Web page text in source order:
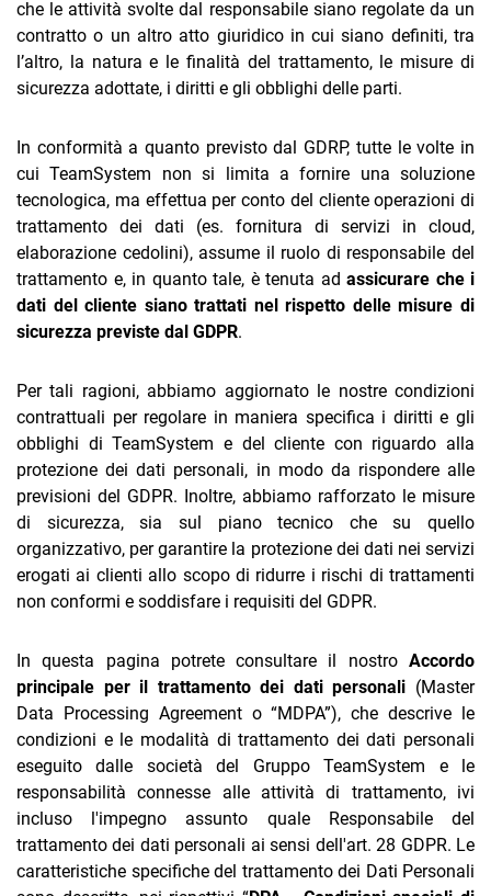
Email Marketing
Fatturazione
HR
Trust Services
TeamSystem Corporate
TeamSystem Store
che le attività svolte dal responsabile siano regolate da un
contratto o un altro atto giuridico in cui siano definiti, tra
l’altro, la natura e le finalità del trattamento, le misure di
sicurezza adottate, i diritti e gli obblighi delle parti.
In conformità a quanto previsto dal GDRP, tutte le volte in
cui TeamSystem non si limita a fornire una soluzione
tecnologica, ma effettua per conto del cliente operazioni di
trattamento dei dati (es. fornitura di servizi in cloud,
elaborazione cedolini), assume il ruolo di responsabile del
trattamento e, in quanto tale, è tenuta ad assicurare che i
dati del cliente siano trattati nel rispetto delle misure di
sicurezza previste dal GDPR.
Per tali ragioni, abbiamo aggiornato le nostre condizioni
contrattuali per regolare in maniera specifica i diritti e gli
obblighi di TeamSystem e del cliente con riguardo alla
protezione dei dati personali, in modo da rispondere alle
previsioni del GDPR. Inoltre, abbiamo rafforzato le misure
di sicurezza, sia sul piano tecnico che su quello
organizzativo, per garantire la protezione dei dati nei servizi
erogati ai clienti allo scopo di ridurre i rischi di trattamenti
non conformi e soddisfare i requisiti del GDPR.
In questa pagina potrete consultare il nostro Accordo
principale per il trattamento dei dati personali (Master
Data Processing Agreement o “MDPA”), che descrive le
condizioni e le modalità di trattamento dei dati personali
eseguito dalle società del Gruppo TeamSystem e le
responsabilità connesse alle attività di trattamento, ivi
incluso l'impegno assunto quale Responsabile del
trattamento dei dati personali ai sensi dell'art. 28 GDPR. Le
caratteristiche specifiche del trattamento dei Dati Personali